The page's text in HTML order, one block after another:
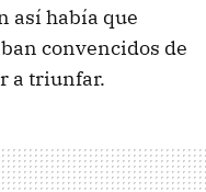
así había que
convencidos de
a triunfar.